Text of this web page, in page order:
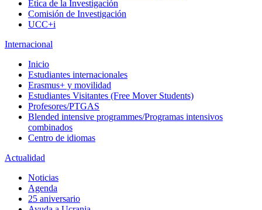
Ética de la Investigación
Comisión de Investigación
UCC+i
Internacional
Inicio
Estudiantes internacionales
Erasmus+ y movilidad
Estudiantes Visitantes (Free Mover Students)
Profesores/PTGAS
Blended intensive programmes/Programas intensivos
combinados
Centro de idiomas
Actualidad
Noticias
Agenda
25 aniversario